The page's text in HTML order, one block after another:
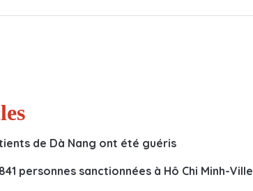
de Dà Nang ont été guéris
personnes sanctionnées à Hô Chi Minh-Ville